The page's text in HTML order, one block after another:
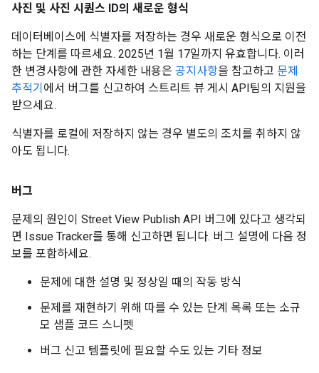
사진 및 사진 시퀀스 ID의 새로운 형식
데이터베이스에 식별자를 저장하는 경우 새로운 형식으로 이전
하는 단계를 따르세요. 2025년 1월 17일까지 유효합니다. 이러
한 변경사항에 관한 자세한 내용은 공지사항을 참고하고 문제
추적기 에서 버그를 신고하여 스트리트 뷰 게시 API팀의 지원을
받으세요.
식별자를 로컬에 저장하지 않는 경우 별도의 조치를 취하지 않
아도 됩니다.
버그
문제의 원인이 Street View Publish API 버그에 있다고 생각되
면 Issue Tracker를 통해 신고하면 됩니다. 버그 설명에 다음 정
보를 포함하세요.
문제에 대한 설명 및 정상일 때의 작동 방식
문제를 재현하기 위해 따를 수 있는 단계 목록 또는 소규
모 샘플 코드 스니펫
버그 신고 템플릿에 필요할 수도 있는 기타 정보